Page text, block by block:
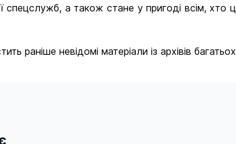
спецслужб, а також стане у пригоді всім, хто
раніше невідомі матеріали із архівів ­багатьох